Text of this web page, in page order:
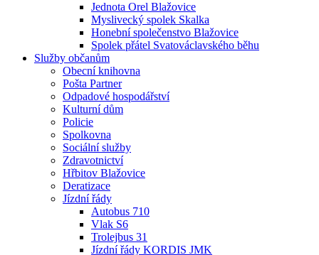
Jednota Orel Blažovice
Myslivecký spolek Skalka
Honební společenstvo Blažovice
Spolek přátel Svatováclavského běhu
Služby občanům
Obecní knihovna
Pošta Partner
Odpadové hospodářství
Kulturní dům
Policie
Spolkovna
Sociální služby
Zdravotnictví
Hřbitov Blažovice
Deratizace
Jízdní řády
Autobus 710
Vlak S6
Trolejbus 31
Jízdní řády KORDIS JMK